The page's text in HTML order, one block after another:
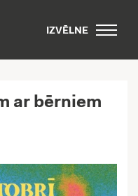
IZVĒLNE
ar bērniem